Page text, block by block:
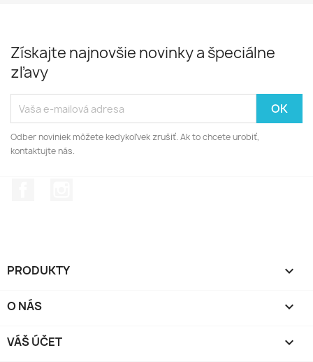
Získajte najnovšie novinky a špeciálne
zľavy
Odber noviniek môžete kedykoľvek zrušiť. Ak to chcete urobiť,
kontaktujte nás.
PRODUKTY 
O NÁS 
VÁŠ ÚČET 